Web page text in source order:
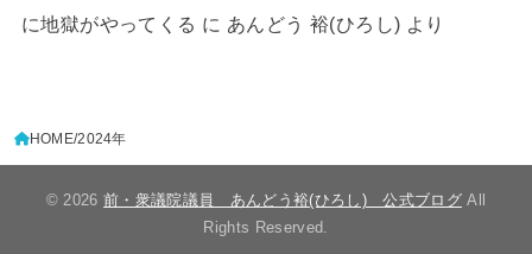
に地獄がやってくる に あんどう 裕(ひろし) より
HOME 2024年
© 2026前・衆議院議員 あんどう裕(ひろし) 公式ブログAll
Rights Reserved.